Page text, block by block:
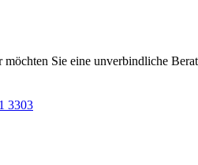
möchten Sie eine unverbindliche
3303